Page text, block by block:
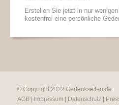
Erstellen Sie jetzt in nur
kostenfrei eine persönliche
© Copyright 2022 Gedenkseiten.de
AGB
Impressum Datenschutz